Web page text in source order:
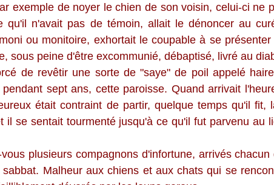
exemple de noyer le chien de son voisin, celui-ci ne
qu'il n'avait pas de témoin, allait le dénoncer au
ou monitoire, exhortait le coupable à se présenter
sous peine d'être excommunié, débaptisé, livré au
de revêtir une sorte de "saye" de poil appelé
sept ans, cette paroisse. Quand arrivait
était contraint de partir, quelque temps qu'il fit,
il se sentait tourmenté jusqu'à ce qu'il fut parvenu au
plusieurs compagnons d'infortune, arrivés chacun
Malheur aux chiens et aux chats qui se